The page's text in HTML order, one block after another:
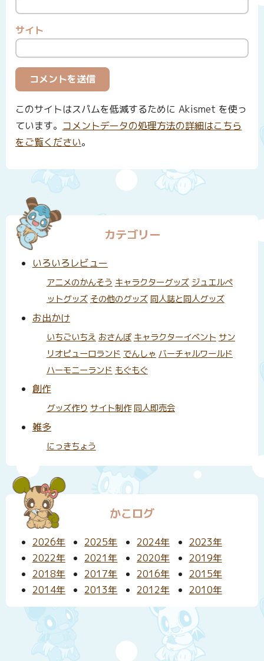
サイト
このサイトはスパムを低減するために Akismet を使っ
ています。 コメントデータの処理方法の詳細はこちら
をご覧ください。
カテゴリー
いろいろレビュー
アニメのかんそう キャラクターグッズ ジュエルペ
ットグッズ その他のグッズ 同人誌と同人グッズ
お出かけ
いちごいちえ おさんぽ キャラクターイベント サン
リオピューロランド でんしゃ バーチャルワールド
ハーモニーランド もぐもぐ
創作
グッズ作り サイト制作 同人即売会
雑多
にっきちょう
かこログ
2026年 2025年 2024年
2023年
2022年
2021年 2020年
2019年
2018年
2017年 2016年
2015年
2014年
2013年 2012年 2010年